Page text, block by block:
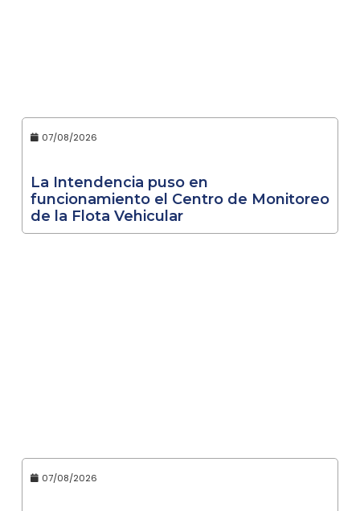
07/08/2026
La Intendencia puso en
funcionamiento el Centro de Monitoreo
de la Flota Vehicular
07/08/2026